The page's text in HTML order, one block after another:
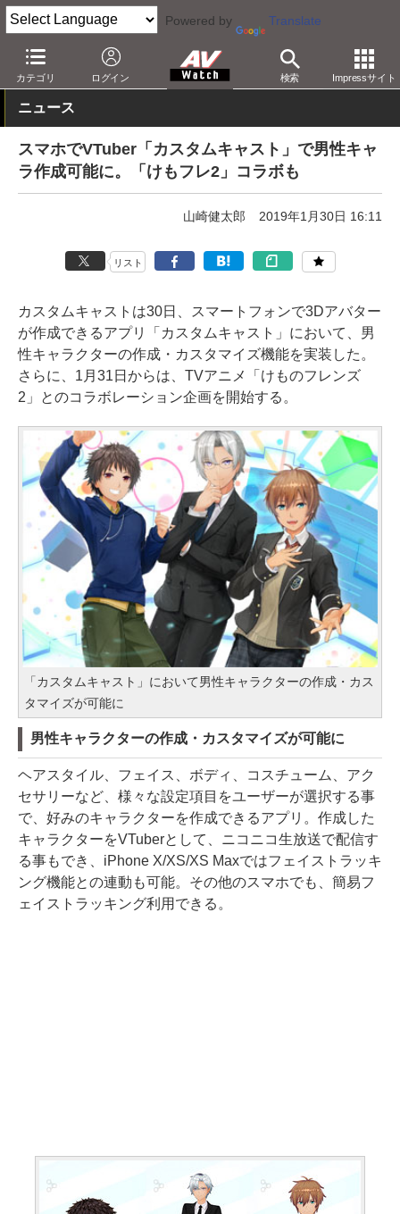
Powered by Translate
カテゴリ ログイン 検索 Impressサイト
AV Watch コンテンツ・サービス アプリ/サービス
ニュース
スマホでVTuber「カスタムキャスト」で男性キャ
ラ作成可能に。「けもフレ2」コラボも
山崎健太郎 2019年1月30日 16:11
リスト
カスタムキャストは30日、スマートフォンで3Dアバター
が作成できるアプリ「カスタムキャスト」において、男
性キャラクターの作成・カスタマイズ機能を実装した。
さらに、1月31日からは、TVアニメ「けものフレンズ
2」とのコラボレーション企画を開始する。
「カスタムキャスト」において男性キャラクターの作成・カス
タマイズが可能に
男性キャラクターの作成・カスタマイズが可能に
ヘアスタイル、フェイス、ボディ、コスチューム、アク
セサリーなど、様々な設定項目をユーザーが選択する事
で、好みのキャラクターを作成できるアプリ。作成した
キャラクターをVTuberとして、ニコニコ生放送で配信す
る事もでき、iPhone X/XS/XS Maxではフェイストラッキ
ング機能との連動も可能。その他のスマホでも、簡易フ
ェイストラッキング利用できる。